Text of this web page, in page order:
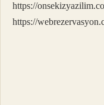
https://
https://